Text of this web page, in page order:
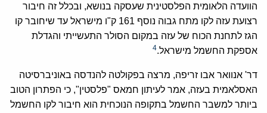
הוועדה הלאומית הפלסטינית שעסקה בנושא, ובכלל זה חיבור
רצועת עזה לקו מתח גבוה נוסף 161 ק"ו מישראל עד שיחובר קו
הגז לתחנת הכוח של עזה במקום הסולר התעשייתי והגדלת
אספקת החשמל מישראל.4
דר' אנוואר אבו זריפה, מרצה בפקולטה להנדסה באוניברסיטה
האסלאמית בעזה, אמר לעיתון חמאס "פלסטין", כי הפתרון הטוב
ביותר למשבר החשמל בתקופה הנוכחית הוא חיבור לקו החשמל